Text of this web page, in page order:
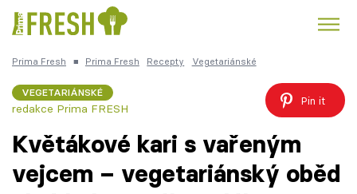
Česká kuchyně Čokoláda
Prima Fresh ■ Prima Fresh Recepty Vegetariánské
VEGETARIÁNSKÉ
redakce Prima FRESH
Pin it
Květákové kari s vařeným
vejcem – vegetariánský oběd